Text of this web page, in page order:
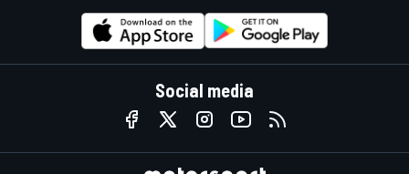
Social media